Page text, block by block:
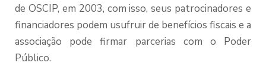
de OSCIP, em 2003, com isso, seus patrocinadores e
financiadores podem usufruir de benefícios fiscais e a
associação pode firmar parcerias com o Poder
Público.